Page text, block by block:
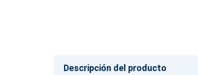
Descripción del producto